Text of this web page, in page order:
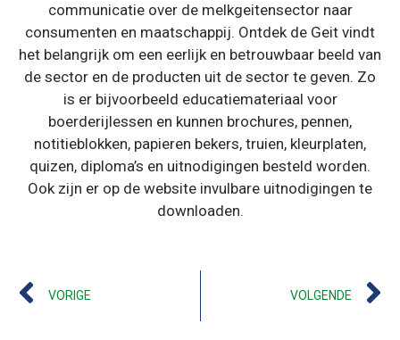
communicatie over de melkgeitensector naar
consumenten en maatschappij. Ontdek de Geit vindt
het belangrijk om een eerlijk en betrouwbaar beeld van
de sector en de producten uit de sector te geven. Zo
is er bijvoorbeeld educatiemateriaal voor
boerderijlessen en kunnen brochures, pennen,
notitieblokken, papieren bekers, truien, kleurplaten,
quizen, diploma’s en uitnodigingen besteld worden.
Ook zijn er op de website invulbare uitnodigingen te
downloaden.
VORIGE VOLGENDE